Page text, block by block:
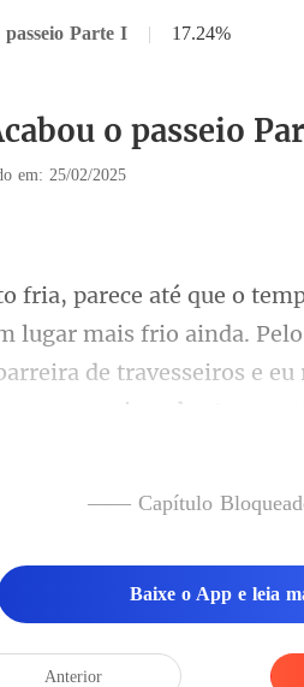
Parte I | 17.24%
o passeio
em: 25/02/2025
da.
de travesseiros e
—— Capítulo
Baixe o App e leia
Anterior